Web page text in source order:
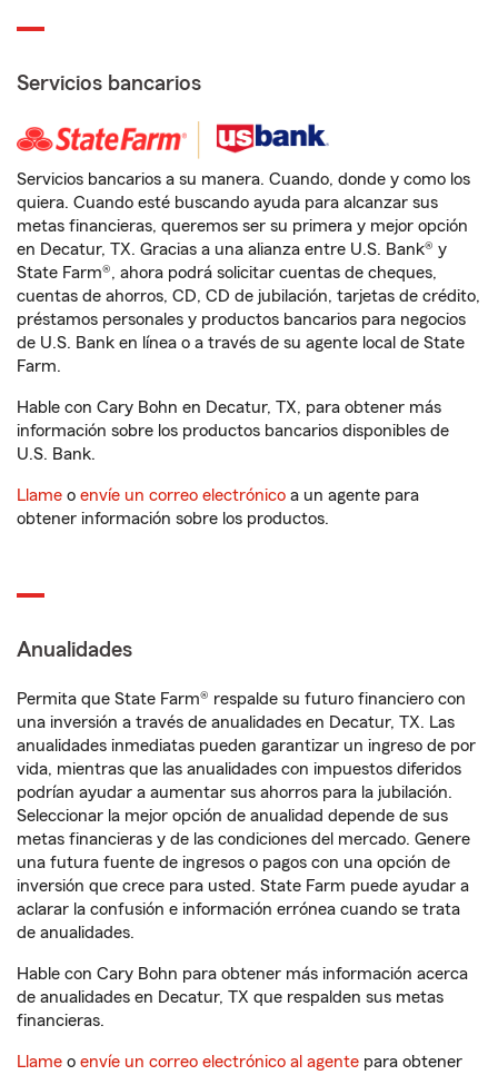
Servicios bancarios
Servicios bancarios a su manera. Cuando, donde y como los
quiera. Cuando esté buscando ayuda para alcanzar sus
metas financieras, queremos ser su primera y mejor opción
en Decatur, TX. Gracias a una alianza entre U.S. Bank® y
State Farm®, ahora podrá solicitar cuentas de cheques,
cuentas de ahorros, CD, CD de jubilación, tarjetas de crédito,
préstamos personales y productos bancarios para negocios
de U.S. Bank en línea o a través de su agente local de State
Farm.
Hable con Cary Bohn en Decatur, TX, para obtener más
información sobre los productos bancarios disponibles de
U.S. Bank.
Llame o envíe un correo electrónico a un agente para
obtener información sobre los productos.
Anualidades
Permita que State Farm® respalde su futuro financiero con
una inversión a través de anualidades en Decatur, TX. Las
anualidades inmediatas pueden garantizar un ingreso de por
vida, mientras que las anualidades con impuestos diferidos
podrían ayudar a aumentar sus ahorros para la jubilación.
Seleccionar la mejor opción de anualidad depende de sus
metas financieras y de las condiciones del mercado. Genere
una futura fuente de ingresos o pagos con una opción de
inversión que crece para usted. State Farm puede ayudar a
aclarar la confusión e información errónea cuando se trata
de anualidades.
Hable con Cary Bohn para obtener más información acerca
de anualidades en Decatur, TX que respalden sus metas
financieras.
Llame o envíe un correo electrónico al agente para obtener